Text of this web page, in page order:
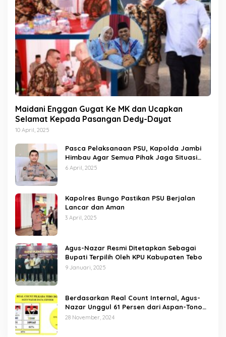
Maidani Enggan Gugat Ke MK dan Ucapkan
Selamat Kepada Pasangan Dedy-Dayat
10 April, 2025
Pasca Pelaksanaan PSU, Kapolda Jambi
Himbau Agar Semua Pihak Jaga Situasi
Kamtibmas
6 April, 2025
Kapolres Bungo Pastikan PSU Berjalan
Lancar dan Aman
3 April, 2025
Agus-Nazar Resmi Ditetapkan Sebagai
Bupati Terpilih Oleh KPU Kabupaten Tebo
9 Januari, 2025
Berdasarkan Real Count Internal, Agus-
Nazar Unggul 61 Persen dari Aspan-Tono
Hanya 39 Persen
28 November, 2024